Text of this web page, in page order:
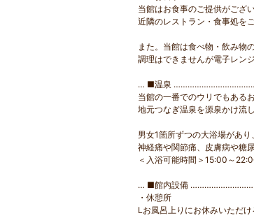
当館はお食事のご提供がござい
近隣のレストラン・食事処を
また。当館は食べ物・飲み物
調理はできませんが電子レン
… ■温泉
当館の一番でのウリでもある
地元つなぎ温泉を源泉かけ流
男女1箇所ずつの大浴場があり、
神経痛や関節痛、皮膚病や糖
＜入浴可能時間＞15:00～
… ■館内設備
・休憩所
Lお風呂上りにお休みいただけ